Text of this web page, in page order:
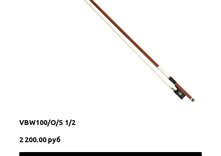
VBW100/O/S 1/2
2 200.00 руб